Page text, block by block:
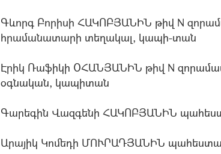
Գևորգ Բորիսի ՀԱԿՈԲՅԱՆԻՆ թիվ N
հրամանատարի տեղակալ, կապի-տան
Էրիկ Ռաֆիկի ՕՀԱՆՅԱՆԻՆ թիվ N
օգնական, կապիտան
Գարեգին Վազգենի ՀԱԿՈԲՅԱՆԻՆ
Արայիկ Կոմեդի ՄՈՒՐԱԴՅԱՆԻՆ